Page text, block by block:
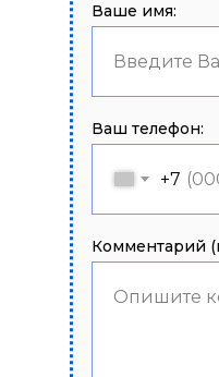
Ваше имя:
Введите
Ваш телефон:
+7
Комментарий